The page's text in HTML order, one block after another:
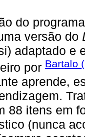
do
versão do
adaptado e
por Bartalo
aprende,
88 itens em
(nunca